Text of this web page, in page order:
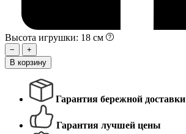
Высота игрушки: 18 см
−
+
В корзину
Гарантия бережной доставки
Гарантия лучшей цены